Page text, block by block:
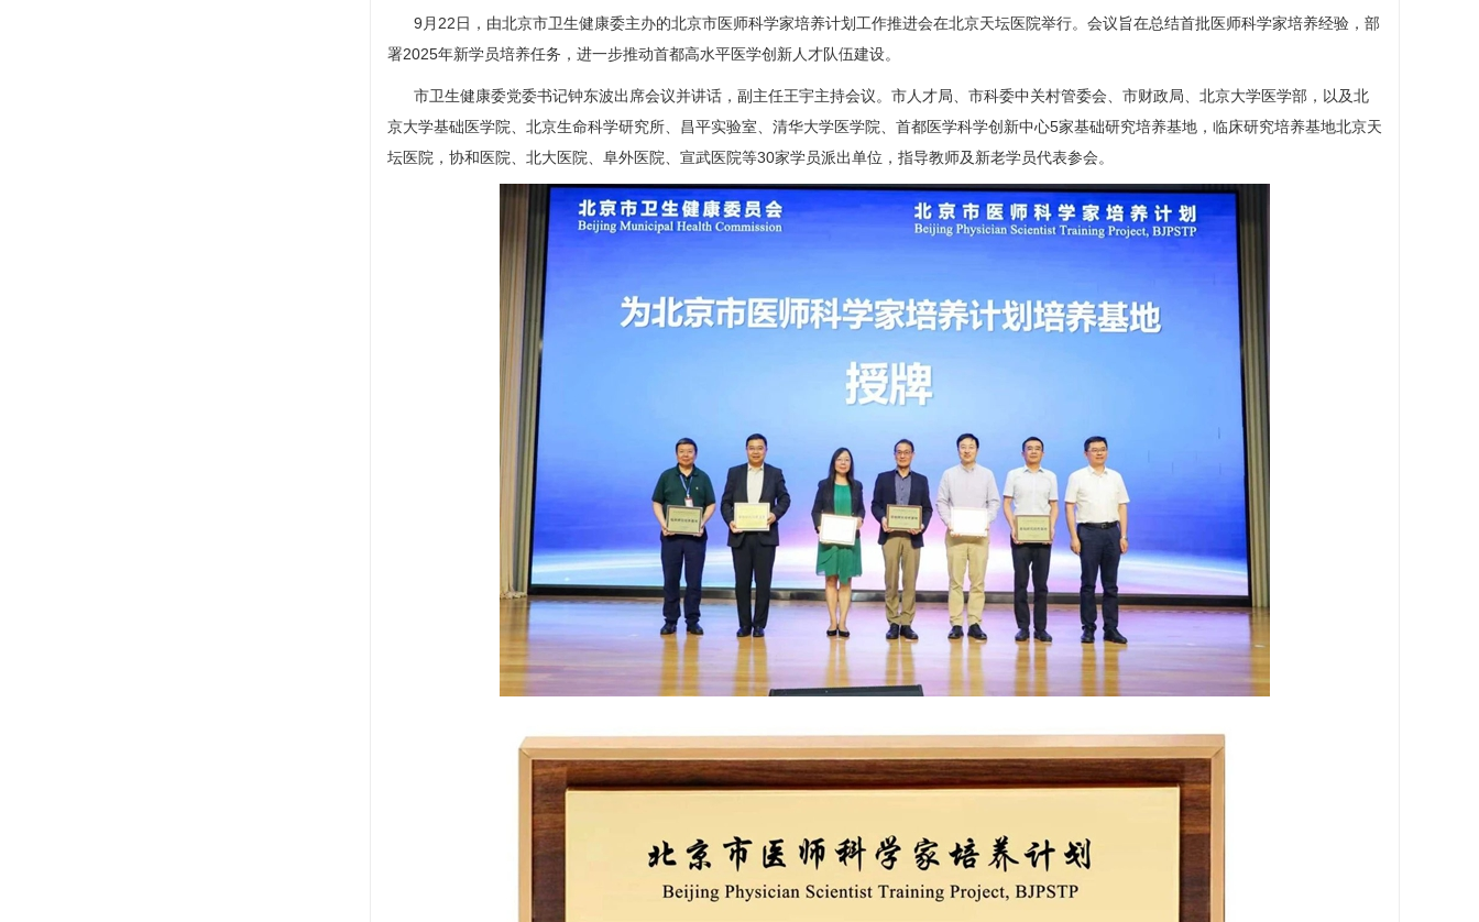
9月22日，由北京市卫生健康委主办的北京市医师科学家培养计划工作推进会在北京天坛医院举行。会议旨在总结首批医师科学家培养经验，部
署2025年新学员培养任务，进一步推动首都高水平医学创新人才队伍建设。
市卫生健康委党委书记钟东波出席会议并讲话，副主任王宇主持会议。市人才局、市科委中关村管委会、市财政局、北京大学医学部，以及北
京大学基础医学院、北京生命科学研究所 、昌平实验室、清华大学医学院、首都医学科学创新中心5家基础研究培养基地，临床研究培养基地北京天
坛医院，协和医院、北大医院、阜外医院、宣武医院等30家学员派出单位，指导教师及新老学员代表参会。